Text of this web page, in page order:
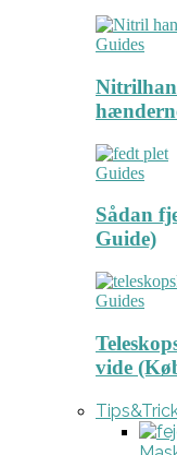
Guides
Guides
Sådan
Guide)
Guides
vide